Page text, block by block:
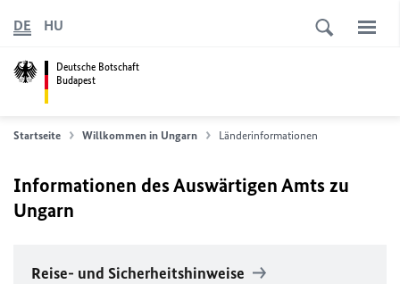
Deutsche Botschaft
Budapest
DE HU
Startseite Willkommen in Ungarn Länderinformationen
Informationen des Auswärtigen Amts zu
Ungarn
Reise- und Sicherheitshinweise